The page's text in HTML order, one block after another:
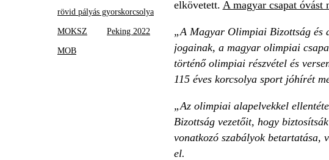
rövid pályás gyorskorcsolya
MOKSZ Peking 2022
MOB
elkövetett. A magyar csapat óvást
„A Magyar Olimpiai Bizottság és
jogainak, a magyar olimpiai
történő olimpiai részvétel és
115 éves korcsolya sport jóhírét
„Az olimpiai alapelvekkel
Bizottság vezetőit, hogy
vonatkozó szabályok betartatása,
el.